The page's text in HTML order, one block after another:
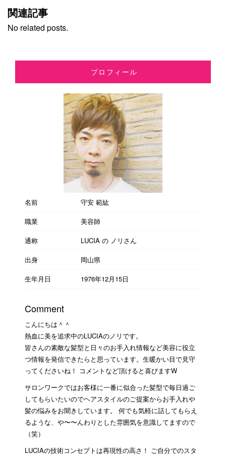
関連記事
No related posts.
プロフィール
名前
守安 範紘
職業
美容師
通称
LUCIA の ノリさん
出身
岡山県
生年月日
1976年12月15日
Comment
こんにちは＾＾
熱血に美を追求中のLUCIAのノリです。
皆さんの素敵な髪型と日々のお手入れ情報など美容に役立
つ情報を発信できたらと思っています。生暖かい目で見守
ってくださいね！ コメントなど頂けると喜びますW
サロンワークではお客様に一番に似合った髪型で毎日過ご
してもらいたいのでヘアスタイルのご提案からお手入れや
髪の悩みをお聞きしています。 何でも気軽に話してもらえ
るような、や〜〜んわりとした雰囲気を意識してますので
（笑）
LUCIAの技術コンセプトは再現性の高さ！ ご自分でのスタ